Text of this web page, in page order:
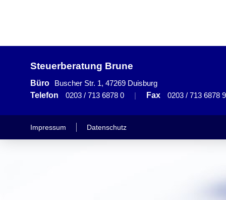
Steuerberatung Brune
Büro
Buscher Str. 1, 47269 Duisburg
Telefon
0203 / 713 6878 0 | Fax 0203 / 713 6878 9
Impressum Datenschutz